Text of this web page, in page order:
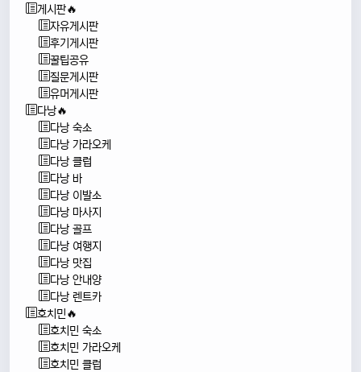
게시판🔥
자유게시판
후기게시판
꿀팁공유
질문게시판
유머게시판
다낭🔥
다낭 숙소
다낭 가라오케
다낭 클럽
다낭 바
다낭 이발소
다낭 마사지
다낭 골프
다낭 여행지
다낭 맛집
다낭 안내양
다낭 렌트카
호치민🔥
호치민 숙소
호치민 가라오케
호치민 클럽